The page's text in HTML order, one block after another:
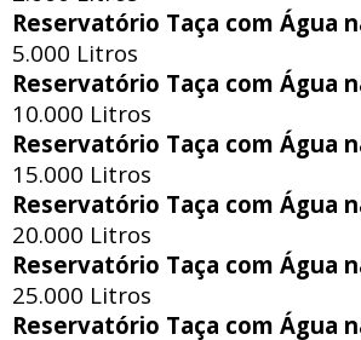
Reservatório Taça com Água
5.000 Litros
Reservatório Taça com Água
10.000 Litros
Reservatório Taça com Água
15.000 Litros
Reservatório Taça com Água
20.000 Litros
Reservatório Taça com Água
25.000 Litros
Reservatório Taça com Água